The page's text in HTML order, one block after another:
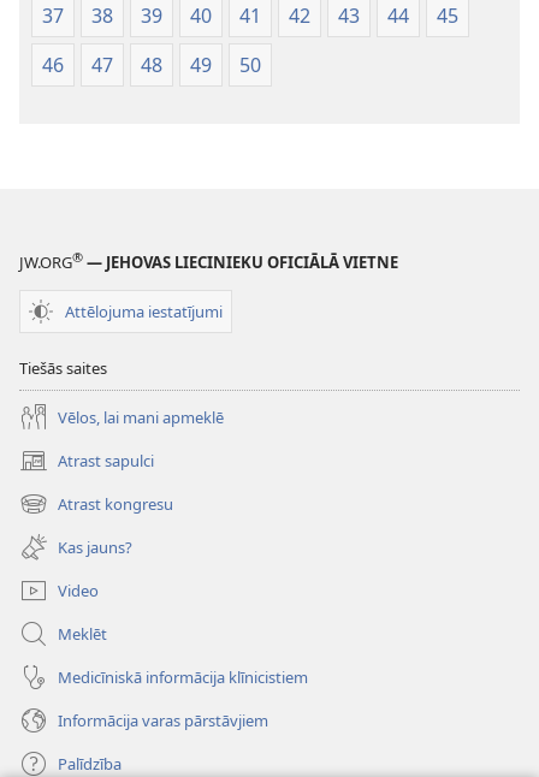
37
38 39 40 41 42 43 44
45
46
47 48 49 50
JW.ORG® — JEHOVAS LIECINIEKU OFICIĀLĀ VIETNE
Attēlojuma iestatījumi
Tiešās saites
Vēlos, lai mani apmeklē
Atrast sapulci
(opens
new
window)
Atrast kongresu
(opens
new
window)
Kas jauns?
Video
Meklēt
Medicīniskā informācija klīnicistiem
Informācija varas pārstāvjiem
Palīdzība